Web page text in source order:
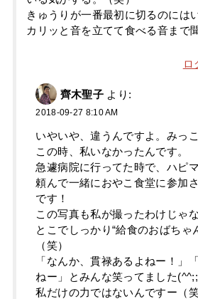
きゅうりが一番最初に切るのには
カリッと音を立てて食べる音まで
ロ
齊木聖子 より:
2018-09-27 8:10 AM
いやいや、違うんですよ。みっこ
この時、私いなかったんです。
急遽病院に行ってた時で、ハピ
頼んで一緒におやこ食堂に参加
です！
この写真も私が撮ったわけじゃ
とこでしっかり“給食のおばちゃ
（笑）
「なんか、貫禄あるよねー！」
ねー」とみんな笑ってました(^^;;
私だけの力ではないんですー（笑